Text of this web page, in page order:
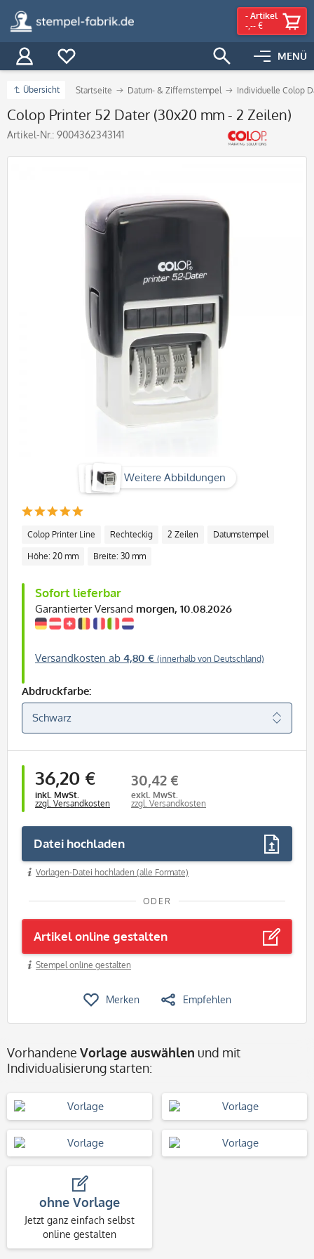
MENÜ
- Artikel
-,-- €
Übersicht Startseite Datum- & Ziffernstempel Individuelle Colop
Colop Printer 52 Dater (30x20 mm - 2 Zeilen)
Artikel-Nr.: 9004362343141
Weitere Abbildungen
Colop Printer Line Rechteckig 2 Zeilen Datumstempel
Höhe: 20 mm Breite: 30 mm
Sofort lieferbar
Garantierter Versand morgen, 10.08.2026
Versandkosten ab 4,80 € (innerhalb von Deutschland)
Abdruckfarbe:
36,20 €
inkl. MwSt.
zzgl. Versandkosten
30,42 €
exkl. MwSt.
zzgl. Versandkosten
Datei hochladen
Vorlagen-Datei hochladen (alle Formate)
ODER
Artikel online gestalten
Stempel online gestalten
Merken Empfehlen
Vorhandene Vorlage auswählen und mit
Individualisierung starten:
ohne Vorlage
Jetzt ganz einfach selbst
online gestalten